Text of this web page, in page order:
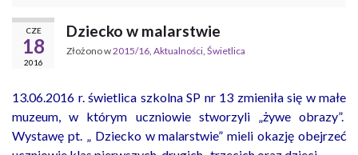
CZE
18
2016
Dziecko w malarstwie
Złożono w2015/16 Aktualności Świetlica
13.06.2016 r. świetlica szkolna SP nr 13 zmieniła się w małe
muzeum, w którym uczniowie stworzyli „żywe obrazy”.
Wystawę pt. „ Dziecko w malarstwie” mieli okazję obejrzeć